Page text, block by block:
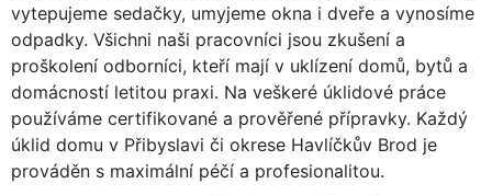
vytepujeme sedačky, umyjeme okna i dveře a vynosíme
odpadky. Všichni naši pracovníci jsou zkušení a
proškolení odborníci, kteří mají v uklízení domů, bytů a
domácností letitou praxi. Na veškeré úklidové práce
používáme certifikované a prověřené přípravky. Každý
úklid domu v Přibyslavi či okrese Havlíčkův Brod je
prováděn s maximální péčí a profesionalitou.